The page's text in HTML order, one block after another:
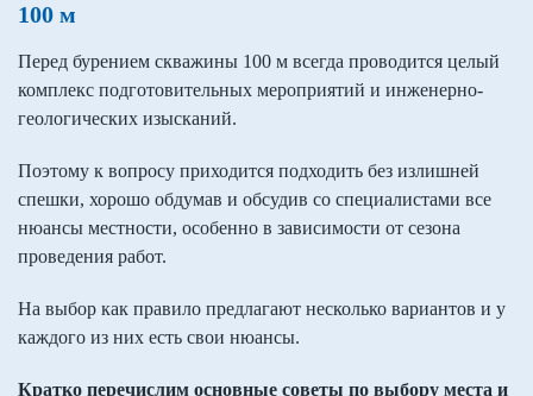
100 м
Перед бурением скважины 100 м всегда проводится целый
комплекс подготовительных мероприятий и инженерно-
геологических изысканий.
Поэтому к вопросу приходится подходить без излишней
спешки, хорошо обдумав и обсудив со специалистами все
нюансы местности, особенно в зависимости от сезона
проведения работ.
На выбор как правило предлагают несколько вариантов и у
каждого из них есть свои нюансы.
Кратко перечислим основные советы по выбору места и